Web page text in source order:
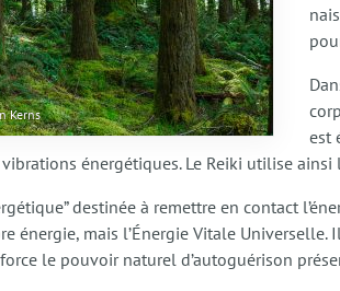
Kerns
est
énergétiques. Le Reiki utilise ainsi
destinée à remettre en contact
énergie, mais l’Énergie Vitale
le pouvoir naturel d’autoguérison